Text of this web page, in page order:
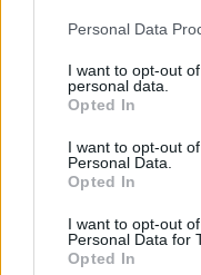
Please note that this
not limited to your visit
grant or deny consent
use your data for
consent section.
Personal Data
I want to opt-out
personal data.
Opted In
I want to opt-out
Personal Data.
Opted In
I want to opt-out
Personal Data for
Opted In